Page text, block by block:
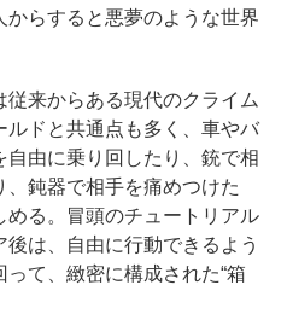
からすると悪夢のような世界
来からある現代のクライム
ルドと共通点も多く、車やバ
由に乗り回したり、銃で相
鈍器で相手を痛めつけた
める。冒頭のチュートリアル
は、自由に行動できるよう
て、緻密に構成された“箱